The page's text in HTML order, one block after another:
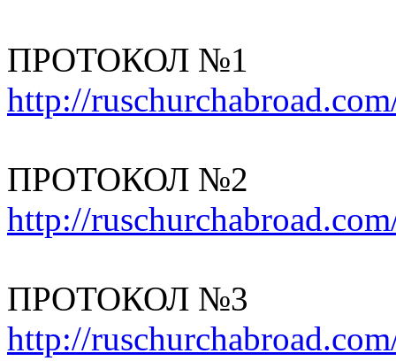
ПРОТОКОЛ №1
http://
ПРОТОКОЛ №2
http://
ПРОТОКОЛ №3
http://